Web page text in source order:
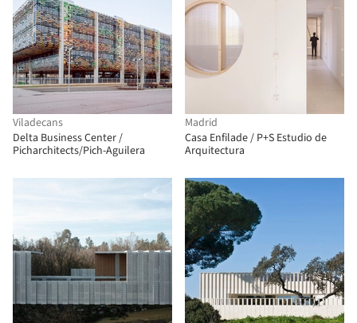
Viladecans
Delta Business Center /
Picharchitects/Pich-Aguilera
Madrid
Casa Enfilade / P+S Estudio de
Arquitectura